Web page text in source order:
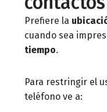
Prefiere la
cuando sea
tiempo.
Para restringir el
teléfono ve a: